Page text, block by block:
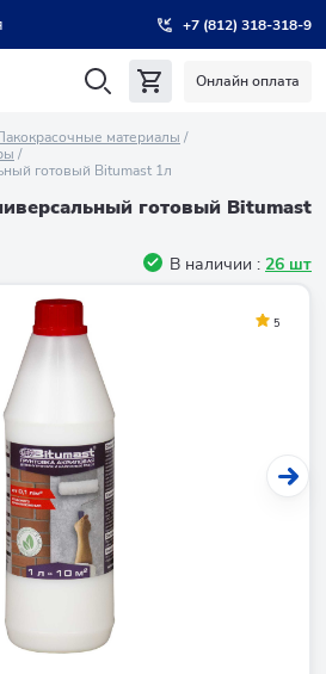
+7 (812) 318-318-9
Онлайн оплата
материалы
готовый Bitumast 1л
готовый Bitumast
В наличии : 26 шт
5